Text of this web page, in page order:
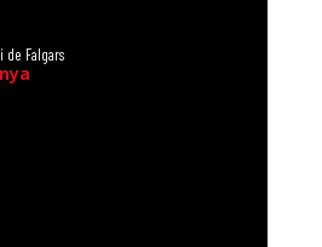
de Falgars